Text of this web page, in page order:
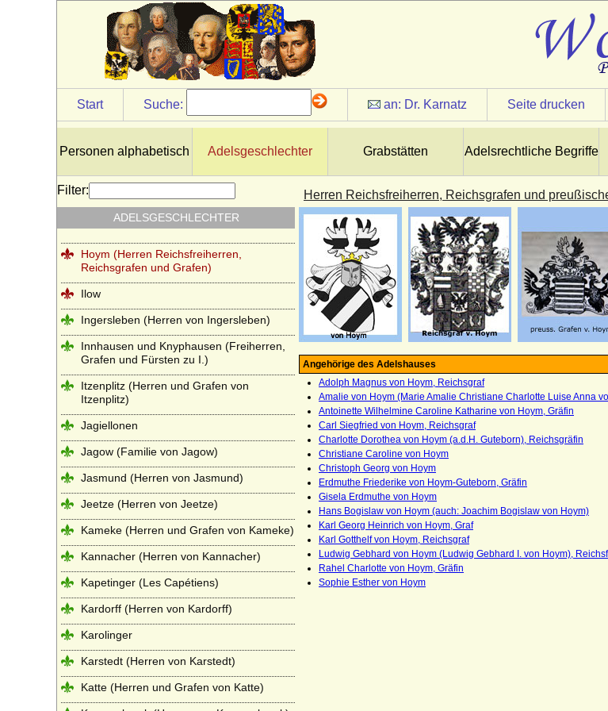
Start Suche: an: Dr. Karnatz Seite drucken
Personen alphabetisch Adelsgeschlechter Grabstätten Adelsrechtliche Begriffe
Herren Reichsfreiherren, Reichsgrafen und
Angehörige des Adelshauses
Adolph Magnus von Hoym, Reichsgraf
Amalie von Hoym (Marie Amalie Christiane Charlotte Luise Anna
Antoinette Wilhelmine Caroline Katharine von Hoym, Gräfin
Carl Siegfried von Hoym, Reichsgraf
Charlotte Dorothea von Hoym (a.d.H. Guteborn), Reichsgräfin
Christiane Caroline von Hoym
Christoph Georg von Hoym
Erdmuthe Friederike von Hoym-Guteborn, Gräfin
Gisela Erdmuthe von Hoym
Hans Bogislaw von Hoym (auch: Joachim Bogislaw von Hoym)
Karl Georg Heinrich von Hoym, Graf
Karl Gotthelf von Hoym, Reichsgraf
Ludwig Gebhard von Hoym (Ludwig Gebhard I. von Hoym),
Rahel Charlotte von Hoym, Gräfin
Sophie Esther von Hoym
Filter:
ADELSGESCHLECHTER
Hohenems (Herren und Grafen von
Hohenems)
Hohenzollern
Holstein (Adelsfamilie von Holstein)
Hompesch (Freiherren, Reichsgrafen und
preußische Grafen von Hompesch)
Horn (Herren von Horn), preuss. Briefadel
Horn (Herren von Horn), preuss. Briefadel
1865
Howard (House of Howard)
Hoym (Herren Reichsfreiherren,
Reichsgrafen und Grafen)
Ilow
Ingersleben (Herren von Ingersleben)
Innhausen und Knyphausen (Freiherren,
Grafen und Fürsten zu I.)
Itzenplitz (Herren und Grafen von
Itzenplitz)
Jagiellonen
Jagow (Familie von Jagow)
Jasmund (Herren von Jasmund)
Jeetze (Herren von Jeetze)
Kameke (Herren und Grafen von Kameke)
Kannacher (Herren von Kannacher)
Kapetinger (Les Capétiens)
Kardorff (Herren von Kardorff)
Karolinger
Karstedt (Herren von Karstedt)
Katte (Herren und Grafen von Katte)